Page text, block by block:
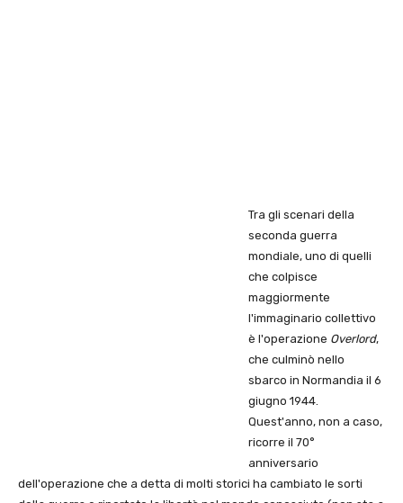
Tra gli scenari della
seconda guerra
mondiale, uno di quelli
che colpisce
maggiormente
l'immaginario collettivo
è l'operazione Overlord,
che culminò nello
sbarco in Normandia il 6
giugno 1944.
Quest'anno, non a caso,
ricorre il 70°
anniversario
dell'operazione che a detta di molti storici ha cambiato le sorti